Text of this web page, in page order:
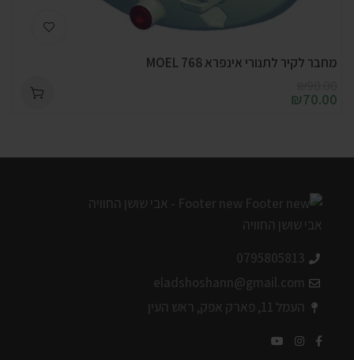
מחבר לקיר לתנורי אינפרא 768 MOEL
₪70.00
0795805813
eladshoshann@gmail.com
העמל 11, פארק אפק, ראש העין